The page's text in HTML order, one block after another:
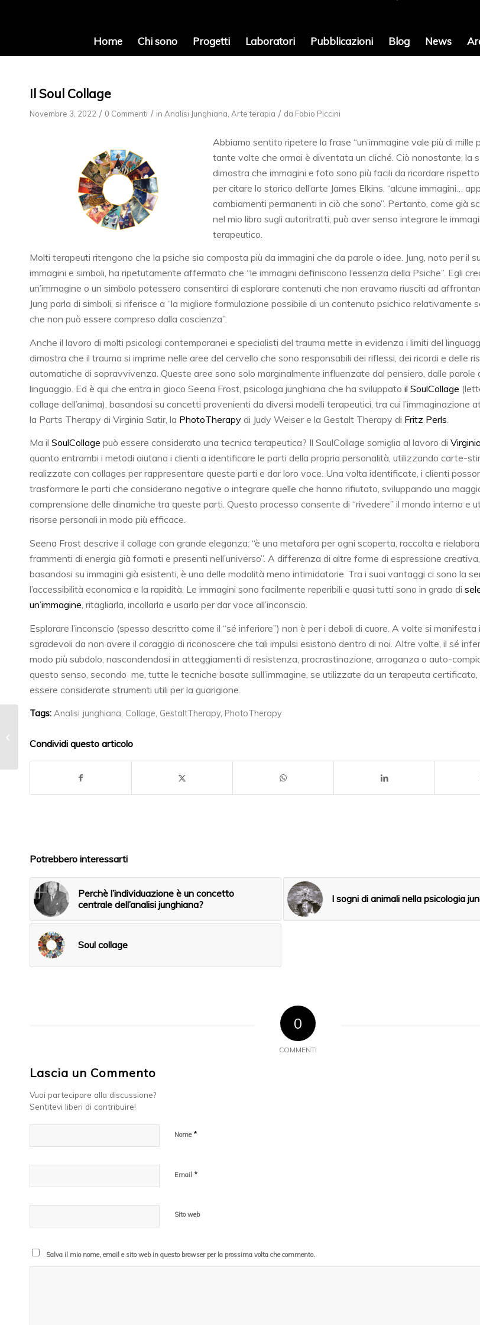
Home Chi sono Progetti Laboratori Pubblicazioni Blog News
Il Soul Collage
Novembre 3, 2022 / 0 Commenti / in Analisi Junghiana Arte terapia / da Fabio Piccini
Abbiamo sentito ripetere la frase “un’immagine vale più di mille
tante volte che ormai è diventata un cliché. Ciò nonostante, la
dimostra che immagini e foto sono più facili da ricordare rispetto
per citare lo storico dell’arte James Elkins, “alcune immagini…
cambiamenti permanenti in ciò che sono”. Pertanto, come già
nel mio libro sugli autoritratti, può aver senso integrare le
terapeutico.
Molti terapeuti ritengono che la psiche sia composta più da immagini che da parole o idee. Jung, noto per il
immagini e simboli, ha ripetutamente affermato che “le immagini definiscono l’essenza della Psiche”. Egli
un’immagine o un simbolo potessero consentirci di esplorare contenuti che non eravamo riusciti ad
Jung parla di simboli, si riferisce a “la migliore formulazione possibile di un contenuto psichico relativamente
che non può essere compreso dalla coscienza”.
Anche il lavoro di molti psicologi contemporanei e specialisti del trauma mette in evidenza i limiti del
dimostra che il trauma si imprime nelle aree del cervello che sono responsabili dei riflessi, dei ricordi e delle
automatiche di sopravvivenza. Queste aree sono solo marginalmente influenzate dal pensiero, dalle parole
linguaggio. Ed è qui che entra in gioco Seena Frost, psicologa junghiana che ha sviluppato il SoulCollage
collage dell’anima), basandosi su concetti provenienti da diversi modelli terapeutici, tra cui l’immaginazione
la Parts Therapy di Virginia Satir, la PhotoTherapy di Judy Weiser e la Gestalt Therapy di Fritz Perls
Ma il SoulCollage può essere considerato una tecnica terapeutica? Il SoulCollage somiglia al lavoro di
quanto entrambi i metodi aiutano i clienti a identificare le parti della propria personalità, utilizzando carte-
realizzate con collages per rappresentare queste parti e dar loro voce. Una volta identificate, i clienti
trasformare le parti che considerano negative o integrare quelle che hanno rifiutato, sviluppando una
comprensione delle dinamiche tra queste parti. Questo processo consente di “rivedere” il mondo interno e
risorse personali in modo più efficace.
Seena Frost descrive il collage con grande eleganza: “è una metafora per ogni scoperta, raccolta e
frammenti di energia già formati e presenti nell’universo”. A differenza di altre forme di espressione creativa,
basandosi su immagini già esistenti, è una delle modalità meno intimidatorie. Tra i suoi vantaggi ci sono la
l’accessibilità economica e la rapidità. Le immagini sono facilmente reperibili e quasi tutti sono in grado di
un’immagine , ritagliarla, incollarla e usarla per dar voce all’inconscio.
Esplorare l’inconscio (spesso descritto come il “sé inferiore”) non è per i deboli di cuore. A volte si manifesta
sgradevoli da non avere il coraggio di riconoscere che tali impulsi esistono dentro di noi. Altre volte, il sé
modo più subdolo, nascondendosi in atteggiamenti di resistenza, procrastinazione, arroganza o auto-
questo senso, secondo me, tutte le tecniche basate sull’immagine, se utilizzate da un terapeuta certificato,
essere considerate strumenti utili per la guarigione.
Tags: Analisi junghiana, Collage, GestaltTherapy, PhotoTherapy
Condividi questo articolo
Potrebbero interessarti
Perchè l’individuazione è un concetto
centrale dell’analisi junghiana?
I sogni di animali nella psicologia
Soul collage
0
COMMENTI
Lascia un Commento
Vuoi partecipare alla discussione?
Sentitevi liberi di contribuire!
Nome *
Email *
Sito web
Salva il mio nome, email e sito web in questo browser per la prossima volta che commento.